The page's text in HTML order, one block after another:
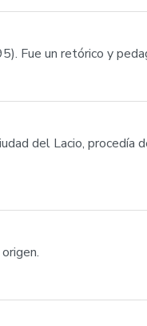
Fue un retórico y
del Lacio, procedía